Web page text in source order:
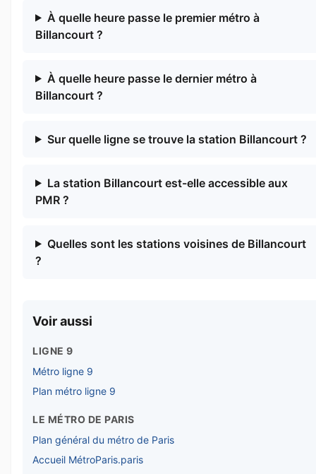
À quelle heure passe le premier métro à
Billancourt ?
À quelle heure passe le dernier métro à
Billancourt ?
Sur quelle ligne se trouve la station Billancourt ?
La station Billancourt est-elle accessible aux
PMR ?
Quelles sont les stations voisines de Billancourt
?
Voir aussi
LIGNE 9
Métro ligne 9
Plan métro ligne 9
LE MÉTRO DE PARIS
Plan général du métro de Paris
Accueil MétroParis.paris